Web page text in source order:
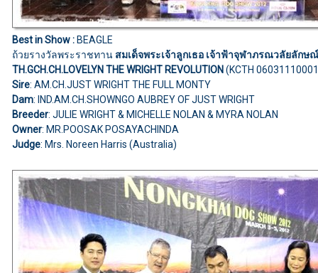
Best in Show :BEAGLE
ถ้วยรางวัลพระราชทาน สมเด็จพระเจ้าลูกเธอ เจ้าฟ้าจุฬาภรณวลัยลักษ
TH.GCH.CH.LOVELYN THE WRIGHT REVOLUTION(KCTH
Sire: AM.CH.JUST WRIGHT THE FULL MONTY
Dam: IND.AM.CH.SHOWNGO AUBREY OF JUST WRIGHT
Breeder: JULIE WRIGHT & MICHELLE NOLAN & MYRA NOLAN
Owner: MR.POOSAK POSAYACHINDA
Judge: Mrs. Noreen Harris (Australia)